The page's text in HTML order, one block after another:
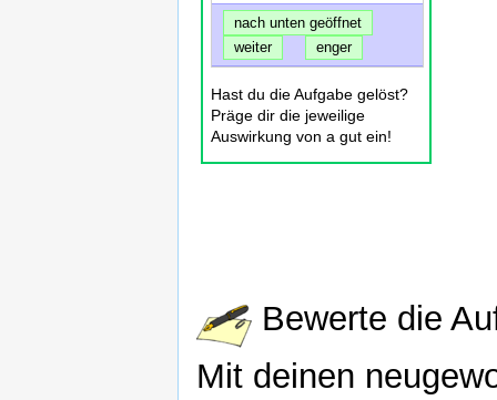
nach unten geöffnet
weiter
enger
Hast du die Aufgabe gelöst?
Präge dir die jeweilige
Auswirkung von a gut ein!
Bewerte die
Mit deinen